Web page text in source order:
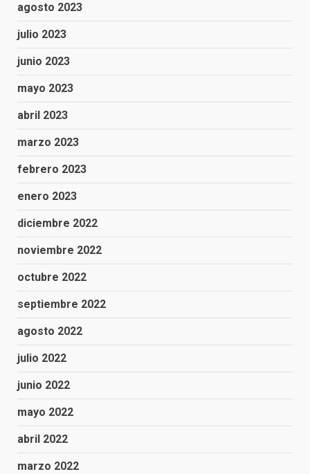
agosto 2023
julio 2023
junio 2023
mayo 2023
abril 2023
marzo 2023
febrero 2023
enero 2023
diciembre 2022
noviembre 2022
octubre 2022
septiembre 2022
agosto 2022
julio 2022
junio 2022
mayo 2022
abril 2022
marzo 2022